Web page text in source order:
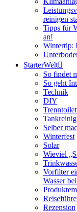
reinigen
Tipps für
an!
Wintertip:
StarterWelt
So findet
So geht
Technik
DIY
Selber
Winterfest
Solar
Wieviel
Vorfilter
Wasser
Rezension